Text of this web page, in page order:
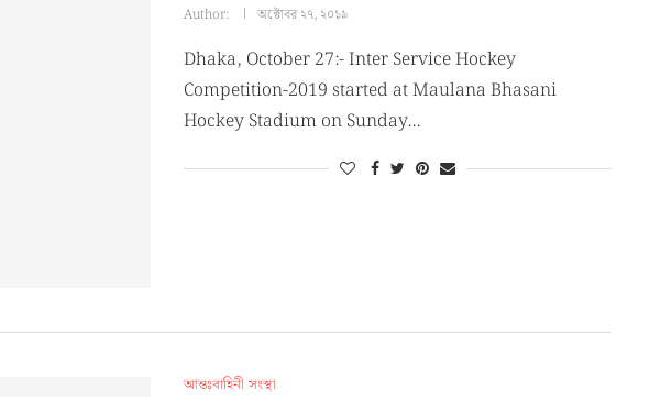
Author: অক্টোবর ২৭, ২০১৯
Dhaka, October 27:- Inter Service Hockey
Competition-2019 started at Maulana Bhasani
Hockey Stadium on Sunday…
আন্তঃবাহিনী সংস্থা